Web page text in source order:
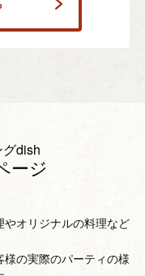
dish
ージ
やオリジナルの料理など
様の実際のパーティの様